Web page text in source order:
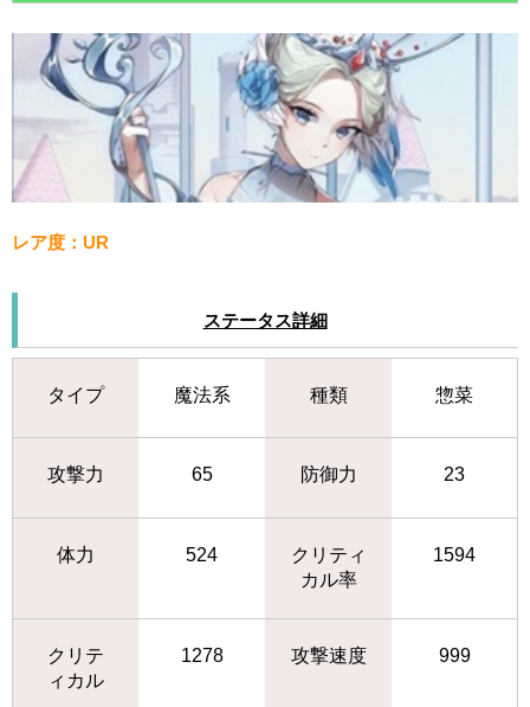
レア度：UR
ステータス詳細
タイプ 魔法系 種類 惣菜
攻撃力 65 防御力 23
体力 524
クリティ
カル率
1594
クリテ
ィカル
1278 攻撃速度 999